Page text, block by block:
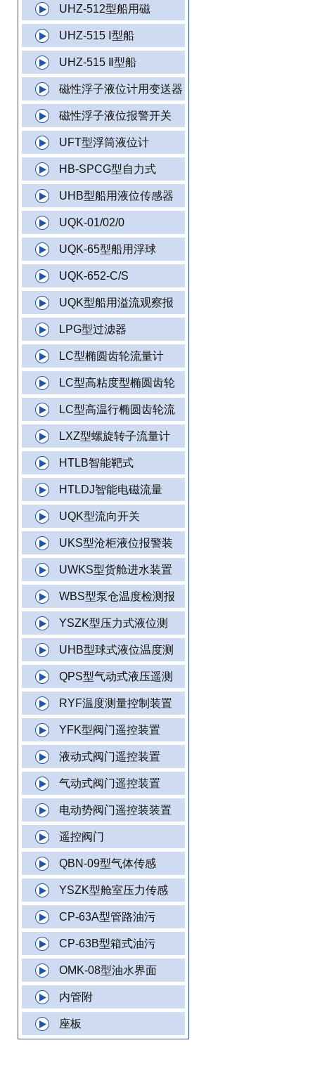
UHZ-512型船用磁
UHZ-515 Ⅰ型船
UHZ-515 Ⅱ型船
磁性浮子液位计用变送器
磁性浮子液位报警开关
UFT型浮筒液位计
HB-SPCG型自力式
UHB型船用液位传感器
UQK-01/02/0
UQK-65型船用浮球
UQK-652-C/S
UQK型船用溢流观察报
LPG型过滤器
LC型椭圆齿轮流量计
LC型高粘度型椭圆齿轮
LC型高温行椭圆齿轮流
LXZ型螺旋转子流量计
HTLB智能靶式
HTLDJ智能电磁流量
UQK型流向开关
UKS型沧柜液位报警装
UWKS型货舱进水装置
WBS型泵仓温度检测报
YSZK型压力式液位测
UHB型球式液位温度测
QPS型气动式液压遥测
RYF温度测量控制装置
YFK型阀门遥控装置
液动式阀门遥控装置
气动式阀门遥控装置
电动势阀门遥控装装置
遥控阀门
QBN-09型气体传感
YSZK型舱室压力传感
CP-63A型管路油污
CP-63B型箱式油污
OMK-08型油水界面
内管附
座板